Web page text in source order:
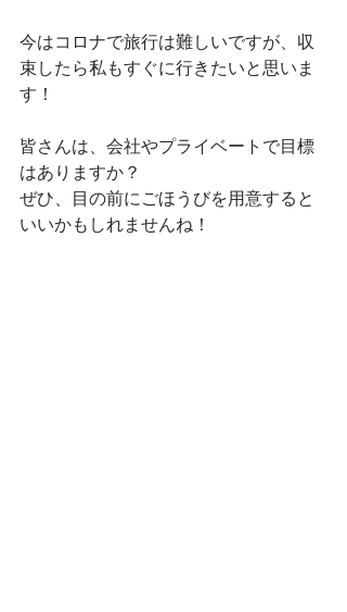
今はコロナで旅行は難しいですが、収
束したら私もすぐに行きたいと思いま
す！
皆さんは、会社やプライベートで目標
はありますか？
ぜひ、目の前にごほうびを用意すると
いいかもしれませんね！